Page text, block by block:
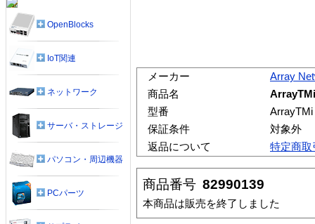
メーカー
Array
商品名
型番
保証条件
対象外
返品について
特定商取
商品番号 82990139
本商品は販売を終了しました
OpenBlocks
IoT関連
ネットワーク
サーバ・ストレージ
パソコン・周辺機器
PCパーツ